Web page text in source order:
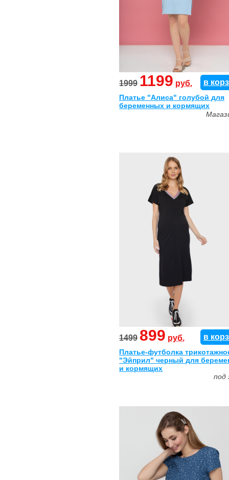
1999 1199 руб. в
Платье "Алиса" голубой для
беременных и кормящих
1499 899 руб. в
Платье-футболка
"Эйприл" черный для
и кормящих
под